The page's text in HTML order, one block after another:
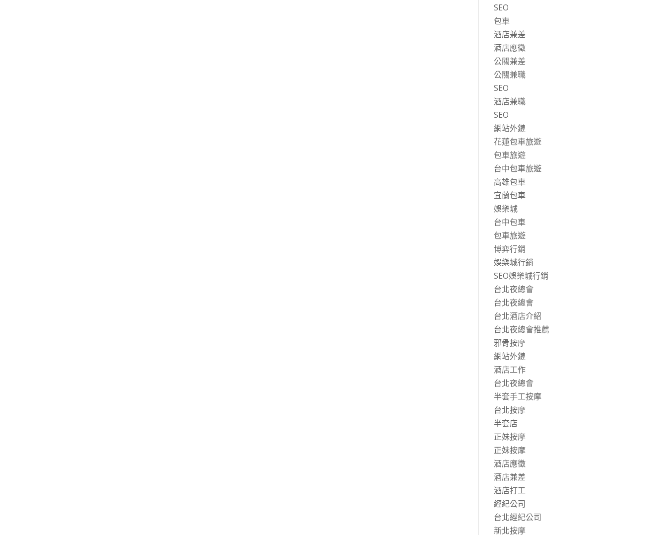
SEO
包車
酒店兼差
酒店應徵
公關兼差
公關兼職
SEO
酒店兼職
SEO
網站外鏈
花蓮包車旅遊
包車旅遊
台中包車旅遊
高雄包車
宜蘭包車
娛樂城
台中包車
包車旅遊
博弈行銷
娛樂城行銷
SEO娛樂城行銷
台北夜總會
台北夜總會
台北酒店介紹
台北夜總會推薦
邪骨按摩
網站外鏈
酒店工作
台北夜總會
半套手工按摩
台北按摩
半套店
正妹按摩
正妹按摩
酒店應徵
酒店兼差
酒店打工
經紀公司
台北經紀公司
新北按摩